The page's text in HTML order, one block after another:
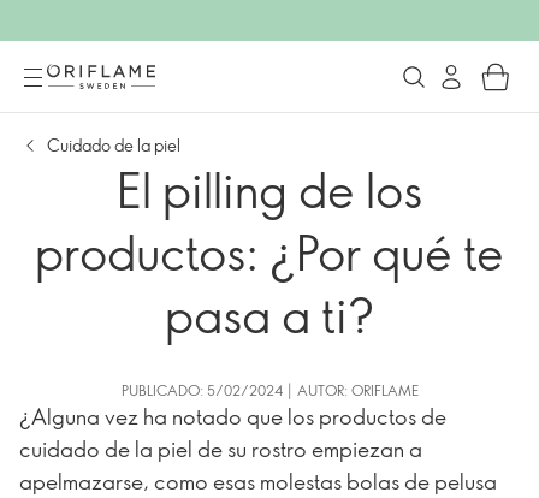
Cuidado de la piel
El pilling de los
productos: ¿Por qué te
pasa a ti?
PUBLICADO: 5/02/2024 | AUTOR: ORIFLAME
¿Alguna vez ha notado que los productos de
cuidado de la piel de su rostro empiezan a
apelmazarse, como esas molestas bolas de pelusa